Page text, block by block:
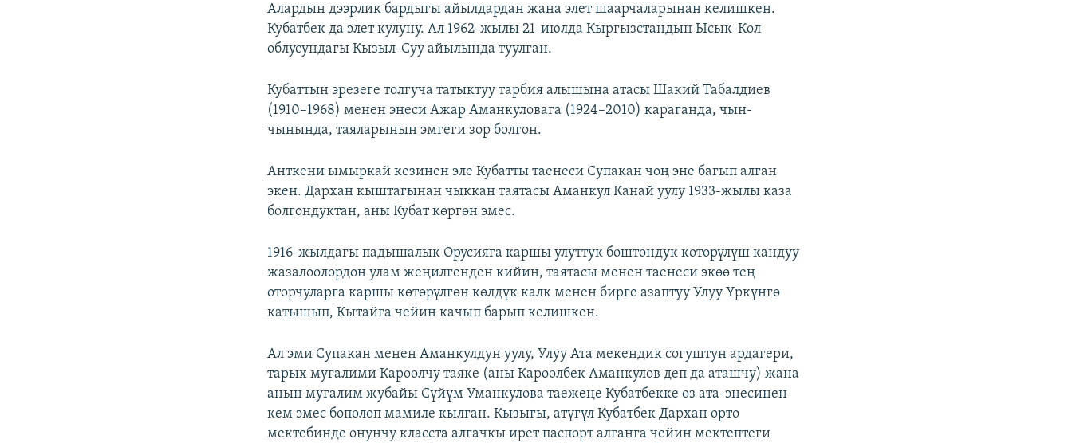
Алардын дээрлик бардыгы айылдардан жана элет шаарчаларынан келишкен.
Кубатбек да элет кулуну. Ал 1962-жылы 21-июлда Кыргызстандын Ысык-Көл
облусундагы Кызыл-Суу айылында туулган.
Кубаттын эрезеге толгуча татыктуу тарбия алышына атасы Шакий Табалдиев
(1910–1968) менен энеси Ажар Аманкуловага (1924–2010) караганда, чын-
чынында, таяларынын эмгеги зор болгон.
Анткени ымыркай кезинен эле Кубатты таенеси Супакан чоң эне багып алган
экен. Дархан кыштагынан чыккан таятасы Аманкул Канай уулу 1933-жылы каза
болгондуктан, аны Кубат көргөн эмес.
1916-жылдагы падышалык Орусияга каршы улуттук боштондук көтөрүлүш кандуу
жазалоолордон улам жеңилгенден кийин, таятасы менен таенеси экөө тең
оторчуларга каршы көтөрүлгөн көлдүк калк менен бирге азаптуу Улуу Үркүнгө
катышып, Кытайга чейин качып барып келишкен.
Ал эми Супакан менен Аманкулдун уулу, Улуу Ата мекендик согуштун ардагери,
тарых мугалими Кароолчу таяке (аны Кароолбек Аманкулов деп да аташчу) жана
анын мугалим жубайы Сүйүм Уманкулова таежеңе Кубатбекке өз ата-энесинен
кем эмес бөпөлөп мамиле кылган. Кызыгы, атүгүл Кубатбек Дархан орто
мектебинде онунчу класста алгачкы ирет паспорт алганга чейин мектептеги